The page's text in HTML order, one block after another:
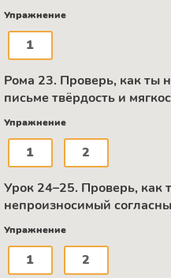
Упражнение
1
Рома 23. Проверь, как ты
письме твёрдость и
Упражнение
1 2
Урок 24–25. Проверь, как
непроизносимый
Упражнение
1 2